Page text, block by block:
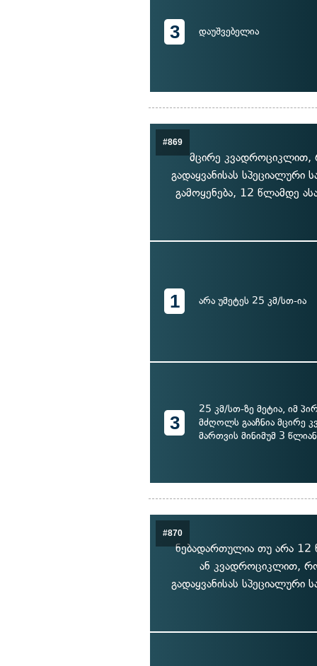
3 დაუშვებელია
#869
მცირე კვადროციკლით,
გადაყვანისას სპეციალური
გამოყენება, 12 წლამდე
1 არა უმეტეს 25 კმ/სთ-ია
3
25 კმ/სთ-ზე მეტია, იმ
მძღოლს გააჩნია მცირე
მართვის მინიმუმ 3
#870
ნებადართულია თუ არა 12
ან კვადროციკლით,
გადაყვანისას სპეციალური